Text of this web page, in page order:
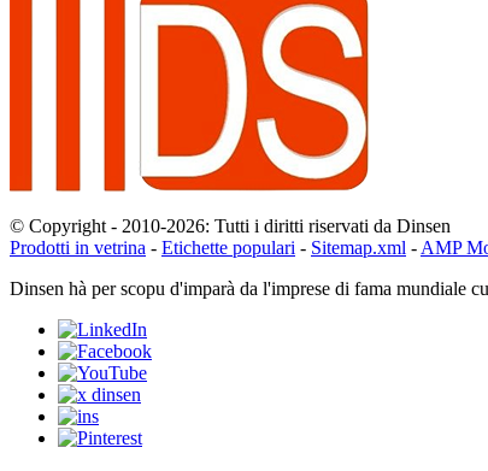
© Copyright - 2010-2026: Tutti i diritti riservati da Dinsen
Prodotti in vetrina - Etichette populari - Sitemap.xml - AMP
Dinsen hà per scopu d'imparà da l'imprese di fama mundiale